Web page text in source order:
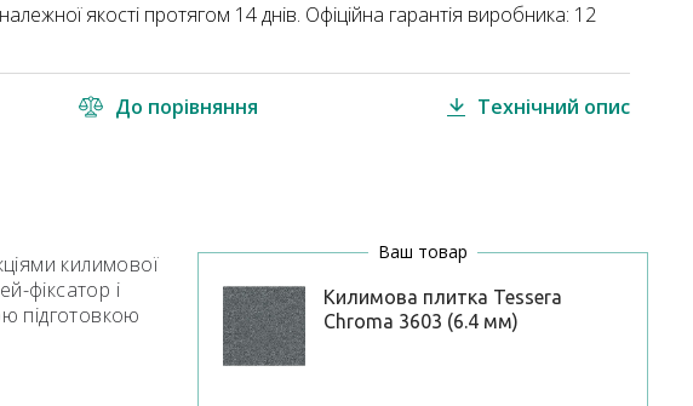
якості протягом 14 днів. Офіційна гарантія виробника: 12
До порівняння Технічний опис
килимової
фіксатор і
підготовкою
Ваш товар
Килимова плитка Tessera
Chroma 3603 (6.4 мм)